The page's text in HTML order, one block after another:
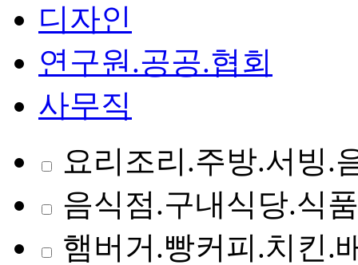
디자인
연구원.공공.협회
사무직
요리조리.주방.서빙.
음식점.구내식당.식품
햄버거.빵커피.치킨.